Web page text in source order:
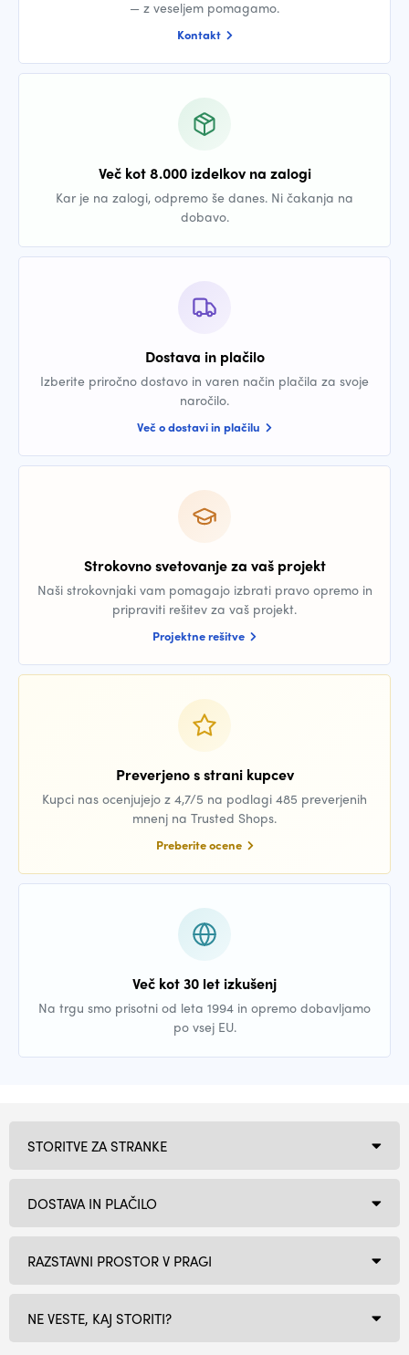
— z veseljem pomagamo.
Kontakt
Več kot 8.000 izdelkov na zalogi
Kar je na zalogi, odpremo še danes. Ni čakanja na
dobavo.
Dostava in plačilo
Izberite priročno dostavo in varen način plačila za svoje
naročilo.
Več o dostavi in plačilu
Strokovno svetovanje za vaš projekt
Naši strokovnjaki vam pomagajo izbrati pravo opremo in
pripraviti rešitev za vaš projekt.
Projektne rešitve
Preverjeno s strani kupcev
Kupci nas ocenjujejo z 4,7/5 na podlagi 485 preverjenih
mnenj na Trusted Shops.
Preberite ocene
Več kot 30 let izkušenj
Na trgu smo prisotni od leta 1994 in opremo dobavljamo
po vsej EU.
RAZSTAVNI PROSTOR V PRAGI
NE VESTE, KAJ STORITI?
STORITVE ZA STRANKE
DOSTAVA IN PLAČILO